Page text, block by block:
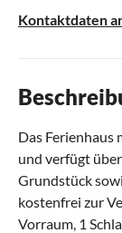
Kontaktdaten
Das Ferienhaus
und verfügt
Grundstück
kostenfrei zur
Vorraum, 1